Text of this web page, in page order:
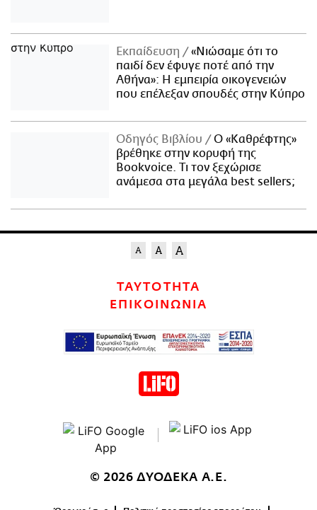
Εκπαίδευση
«Νιώσαμε ότι το
παιδί δεν έφυγε ποτέ από την
Αθήνα»: Η εμπειρία οικογενειών
που επέλεξαν σπουδές στην Κύπρο
Οδηγός Βιβλίου
Ο «Καθρέφτης»
βρέθηκε στην κορυφή της
Bookvoice. Τι τον ξεχώρισε
ανάμεσα στα μεγάλα best sellers;
ΤΑΥΤΟΤΗΤΑ
ΕΠΙΚΟΙΝΩΝΙΑ
© 2026 ΔΥΟΔΕΚΑ Α.Ε.